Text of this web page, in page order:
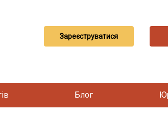
Зареєструватися
Блог